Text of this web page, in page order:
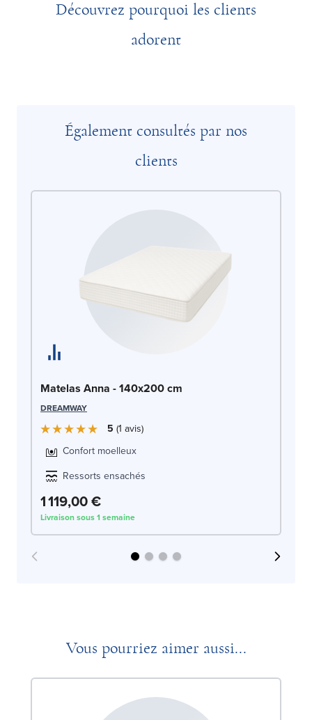
Découvrez pourquoi les clients
adorent
Également consultés par nos
clients
Matelas Anna - 140x200 cm
DREAMWAY
5 1 avis
Confort moelleux
Ressorts ensachés
1 119,00 €
Livraison sous 1 semaine
Vous pourriez aimer aussi...